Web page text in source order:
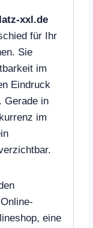
xxl.de
für Ihr
Sie
im
Eindruck
Gerade in
im
eine